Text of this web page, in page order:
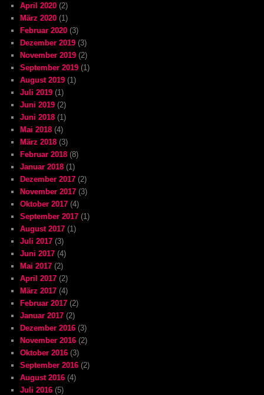
April 2020 (2)
März 2020 (1)
Februar 2020 (3)
Dezember 2019 (3)
November 2019 (2)
September 2019 (1)
August 2019 (1)
Juli 2019 (1)
Juni 2019 (2)
Juni 2018 (1)
Mai 2018 (4)
März 2018 (3)
Februar 2018 (8)
Januar 2018 (1)
Dezember 2017 (2)
November 2017 (3)
Oktober 2017 (4)
September 2017 (1)
August 2017 (1)
Juli 2017 (3)
Juni 2017 (4)
Mai 2017 (2)
April 2017 (2)
März 2017 (4)
Februar 2017 (2)
Januar 2017 (2)
Dezember 2016 (3)
November 2016 (2)
Oktober 2016 (3)
September 2016 (2)
August 2016 (4)
Juli 2016 (5)